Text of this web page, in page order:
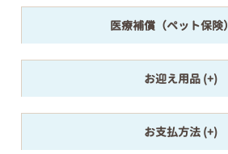
医療補償（ペット保険）
お迎え用品
お支払方法